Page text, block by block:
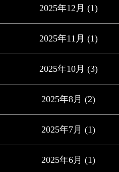
2025年12月 (1)
2025年11月 (1)
2025年10月 (3)
2025年8月 (2)
2025年7月 (1)
2025年6月 (1)